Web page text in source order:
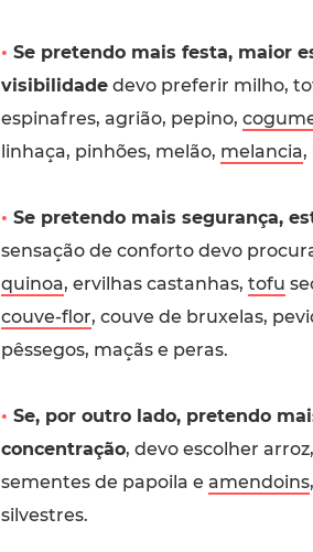
• Se pretendo mais festa, maior
visibilidadedevo preferir milho,
espinafres, agrião, pepino,
linhaça, pinhões, melão, melancia,
• Se pretendo mais segurança,
sensação de conforto devo
quinoa, ervilhas castanhas, tofu
couve-flor, couve de bruxelas,
pêssegos, maçãs e peras.
• Se, por outro lado, pretendo
concentração, devo escolher
sementes de papoila e amendoins
silvestres.